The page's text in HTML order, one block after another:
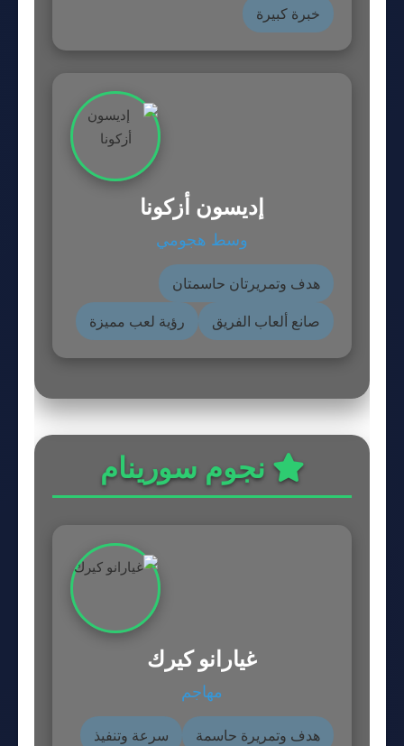
خبرة كبيرة
إديسون أزكونا
وسط هجومي
هدف وتمريرتان حاسمتان
صانع ألعاب الفريق
رؤية لعب مميزة
نجوم سورينام
غيارانو كيرك
مهاجم
هدف وتمريرة حاسمة
سرعة وتنفيذ